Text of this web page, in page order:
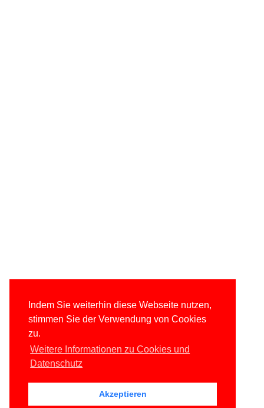
Indem Sie weiterhin diese Webseite nutzen,
stimmen Sie der Verwendung von Cookies
zu.
Weitere Informationen zu Cookies und
Datenschutz
Akzeptieren